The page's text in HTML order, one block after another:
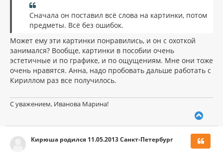
Сначала он поставил всё слова на картинки, потом
предметы. Всё без ошибок.
Может ему эти картинки понравились, и он с охоткой
занимался? Вообще, картинки в пособии очень
эстетичные и по графике, и по ощущениям. Мне они тоже
очень нравятся. Анна, надо пробовать дальше работать с
Кириллом раз все получилось.
С уважением, Иванова Марина!
у
Кирюша родился 11.05.2013 Санкт-Петербург